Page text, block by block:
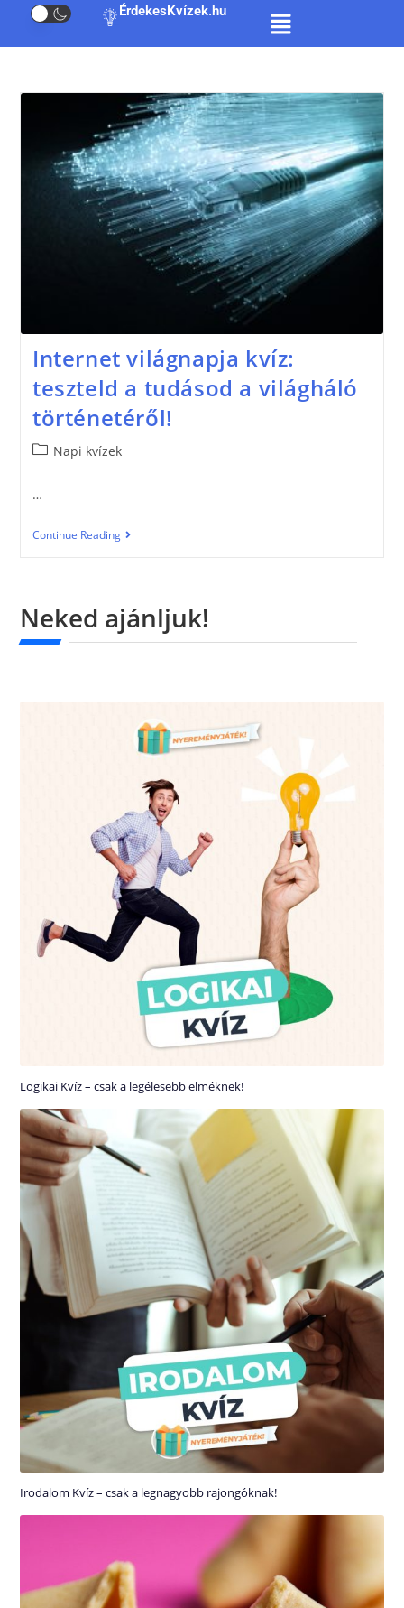
ÉrdekesKvízek.hu
Internet világnapja kvíz:
teszteld a tudásod a világháló
történetéről!
Napi kvízek
…
Continue Reading
Neked ajánljuk!
Logikai Kvíz – csak a legélesebb elméknek!
Irodalom Kvíz – csak a legnagyobb rajongóknak!